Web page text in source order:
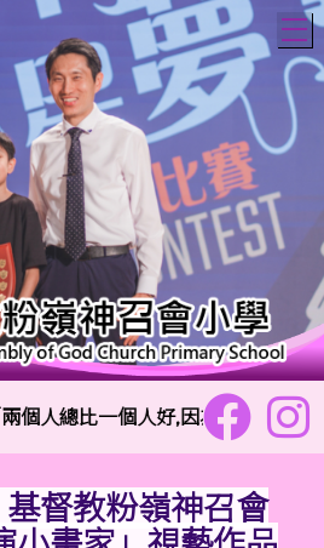
個人總比一個人好,因為二人勞碌同
督教粉嶺神召會